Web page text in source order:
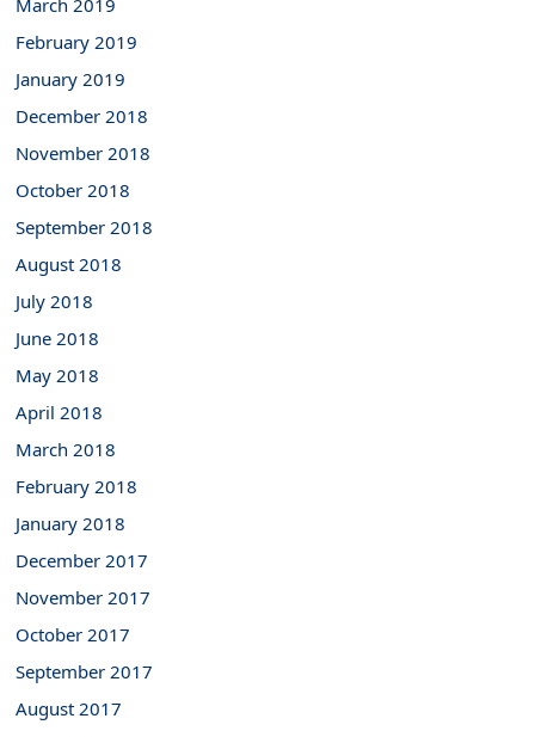
March 2019
February 2019
January 2019
December 2018
November 2018
October 2018
September 2018
August 2018
July 2018
June 2018
May 2018
April 2018
March 2018
February 2018
January 2018
December 2017
November 2017
October 2017
September 2017
August 2017